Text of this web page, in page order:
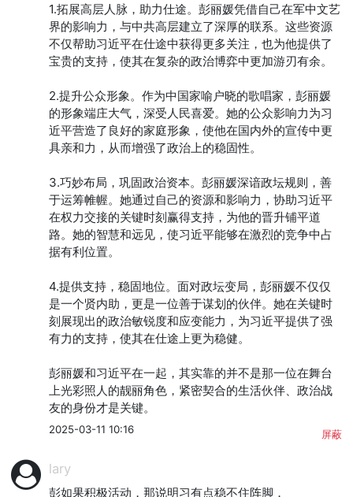
1.拓展高层人脉，助力仕途。彭丽媛凭借自己在军中文艺
界的影响力，与中共高层建立了深厚的联系。这些资源
不仅帮助习近平在仕途中获得更多关注，也为他提供了
宝贵的支持，使其在复杂的政治博弈中更加游刃有余。
2.提升公众形象。作为中国家喻户晓的歌唱家，彭丽媛
的形象端庄大气，深受人民喜爱。她的公众影响力为习
近平营造了良好的家庭形象，使他在国内外的宣传中更
具亲和力，从而增强了政治上的稳固性。
3.巧妙布局，巩固政治资本。彭丽媛深谙政坛规则，善
于运筹帷幄。她通过自己的资源和影响力，协助习近平
在权力交接的关键时刻赢得支持，为他的晋升铺平道
路。她的智慧和远见，使习近平能够在激烈的竞争中占
据有利位置。
4.提供支持，稳固地位。面对政坛变局，彭丽媛不仅仅
是一个贤内助，更是一位善于谋划的伙伴。她在关键时
刻展现出的政治敏锐度和应变能力，为习近平提供了强
有力的支持，使其在仕途上更为稳健。
彭丽媛和习近平在一起，其实靠的并不是那一位在舞台
上光彩照人的靓丽角色，紧密契合的生活伙伴、政治战
友的身份才是关键。
2025-03-11 10:16 屏蔽
lary
彭如果积极活动，那说明习有点稳不住阵脚．